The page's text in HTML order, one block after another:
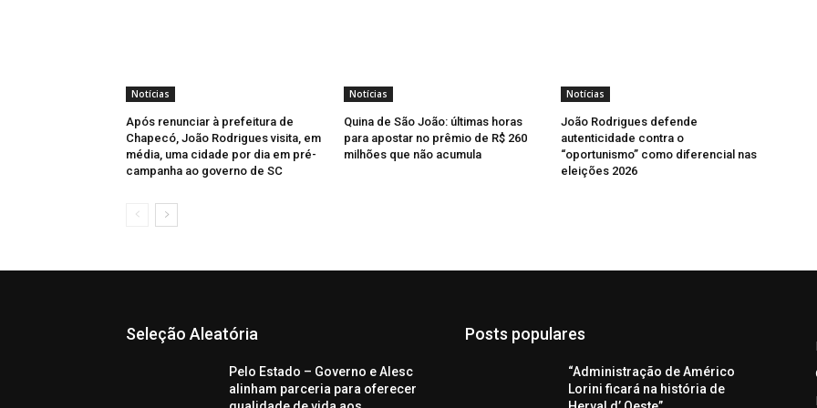
Notícias
Após renunciar à prefeitura de
Chapecó, João Rodrigues visita, em
média, uma cidade por dia em pré-
campanha ao governo de SC
Notícias
Quina de São João: últimas horas
para apostar no prêmio de R$ 260
milhões que não acumula
Notícias
João Rodrigues defende
autenticidade contra o
“oportunismo” como diferencial nas
eleições 2026
Seleção Aleatória
Pelo Estado – Governo e Alesc
alinham parceria para oferecer
Posts populares
“Administração de Américo
Lorini ficará na história de